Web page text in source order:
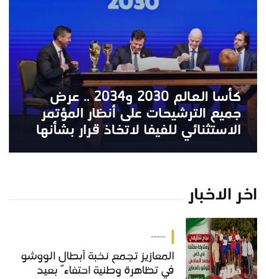
كأسا العالم 2030 و2034 .. عرض
جميع الترشيحات على أنظار المؤتمر
الاستثنائي للفيفا لاتخاذ قرار بشأنها
اخر الاخبار
-----
المعازيز تجمع نخبة أبطال الووشو
في تظاهرة وطنية احتفاءً بعيد